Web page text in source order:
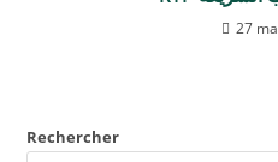
27
Rechercher